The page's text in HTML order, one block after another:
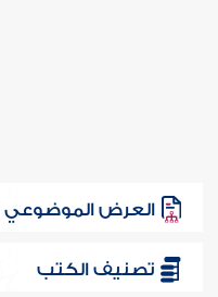
العرض الموضوعي
تصنيف الكتب